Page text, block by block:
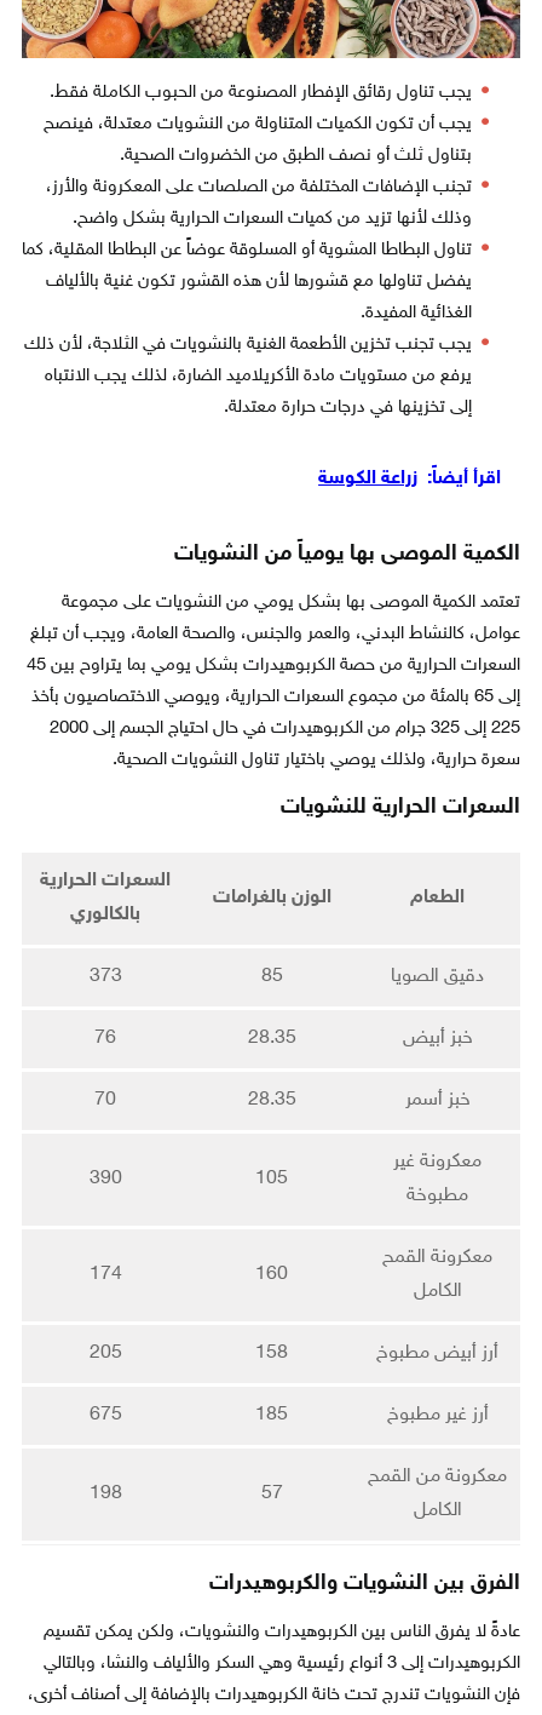
يجب تناول رقائق الإفطار المصنوعة من الحبوب الكاملة فقط.
يجب أن تكون الكميات المتناولة من النشويات معتدلة، فينصح
بتناول ثلث أو نصف الطبق من الخضروات الصحية.
تجنب الإضافات المختلفة من الصلصات على المعكرونة والأرز،
وذلك لأنها تزيد من كميات السعرات الحرارية بشكل واضح.
تناول البطاطا المشوية أو المسلوقة عوضاً عن البطاطا المقلية، كما
يفضل تناولها مع قشورها لأن هذه القشور تكون غنية بالألياف
الغذائية المفيدة.
يجب تجنب تخزين الأطعمة الغنية بالنشويات في الثلاجة، لأن ذلك
يرفع من مستويات مادة الأكريلاميد الضارة، لذلك يجب الانتباه
إلى تخزينها في درجات حرارة معتدلة.
اقرأ أيضاً: زراعة الكوسة
الكمية الموصى بها يومياً من النشويات
تعتمد الكمية الموصى بها بشكل يومي من النشويات على مجموعة
عوامل، كالنشاط البدني، والعمر والجنس، والصحة العامة، ويجب أن تبلغ
السعرات الحرارية من حصة الكربوهيدرات بشكل يومي بما يتراوح بين 45
إلى 65 بالمئة من مجموع السعرات الحرارية، ويوصي الاختصاصيون بأخذ
225 إلى 325 جرام من الكربوهيدرات في حال احتياج الجسم إلى 2000
سعرة حرارية، ولذلك يوصي باختيار تناول النشويات الصحية.
السعرات الحرارية للنشويات
الطعام الوزن بالغرامات
السعرات الحرارية
بالكالوري
دقيق الصويا 85
373
خبز أبيض 28.35
76
خبز أسمر 28.35
70
معكرونة غير
مطبوخة
105
390
معكرونة القمح
الكامل
160
174
أرز أبيض مطبوخ 158
205
أرز غير مطبوخ 185
675
معكرونة من القمح
الكامل
57
198
الفرق بين النشويات والكربوهيدرات
عادةً لا يفرق الناس بين الكربوهيدرات والنشويات، ولكن يمكن تقسيم
الكربوهيدرات إلى 3 أنواع رئيسية وهي السكر والألياف والنشا، وبالتالي
فإن النشويات تندرج تحت خانة الكربوهيدرات بالإضافة إلى أصناف أخرى،